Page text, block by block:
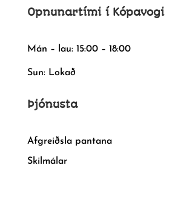
Opnunartími í Kópavogi
Mán – lau: 15:00 – 18:00
Sun: Lokað
Þjónusta
Afgreiðsla pantana
Skilmálar